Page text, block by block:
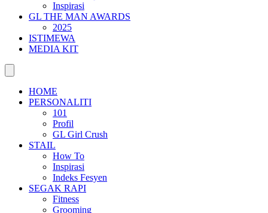
Inspirasi
GL THE MAN AWARDS
2025
ISTIMEWA
MEDIA KIT
HOME
PERSONALITI
101
Profil
GL Girl Crush
STAIL
How To
Inspirasi
Indeks Fesyen
SEGAK RAPI
Fitness
Grooming